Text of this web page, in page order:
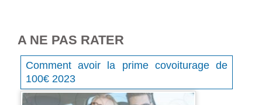
A NE PAS RATER
Comment avoir la prime covoiturage de
100€ 2023